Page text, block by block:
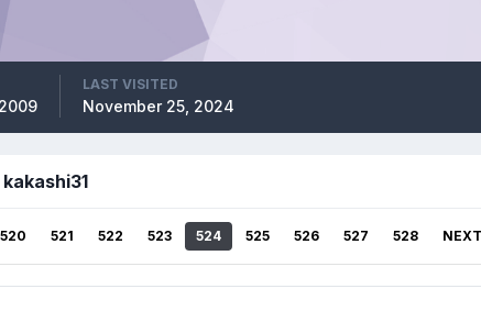
LAST VISITED
November 25, 2024
520 521 522 523 524 525 526 527 528 NEXT